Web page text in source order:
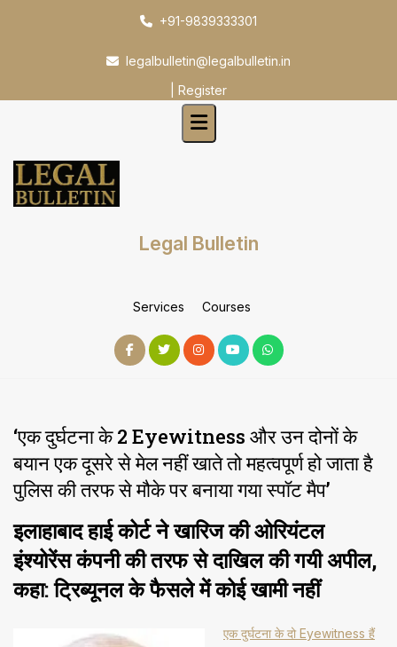
+91-9839333301
legalbulletin@legalbulletin.in
Register
Legal Bulletin
Services Courses
‘एक दुर्घटना के 2 Eyewitness और उन दोनों के
बयान एक दूसरे से मेल नहीं खाते तो महत्वपूर्ण हो जाता है
पुलिस की तरफ से मौके पर बनाया गया स्पॉट मैप’
इलाहाबाद हाई कोर्ट ने खारिज की ओरियंटल
इंश्योरेंस कंपनी की तरफ से दाखिल की गयी अपील,
कहा: ट्रिब्यूनल के फैसले में कोई खामी नहीं
एक दुर्घटना के दो Eyewitness हैं